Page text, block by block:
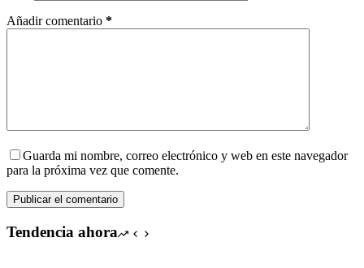
Añadir comentario *
Guarda mi nombre, correo electrónico y web en este navegador
para la próxima vez que comente.
Publicar el comentario
Tendencia ahora